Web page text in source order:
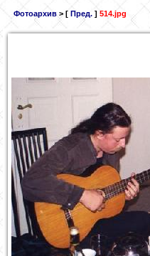
Фотоархив > [ Пред. ] 514.jpg